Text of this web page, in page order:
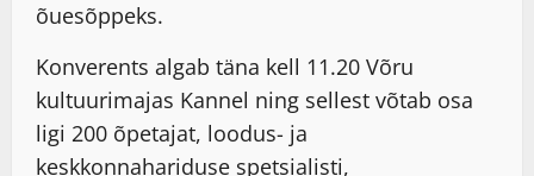
õuesõppeks.
Konverents algab täna kell 11.20 Võru
kultuurimajas Kannel ning sellest võtab osa
ligi 200 õpetajat, loodus- ja
keskkonnahariduse spetsialisti,